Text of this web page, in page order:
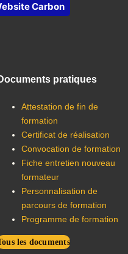
Carbon
pratiques
Attestation de fin de
formation
Certificat de réalisation
Convocation de formation
Fiche entretien nouveau
formateur
Personnalisation de
parcours de formation
Programme de formation
les documents